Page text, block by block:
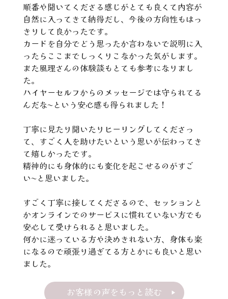
順番や聞いてくださる感じがとても良くて内容が
自然に入ってきて納得だし、今後の方向性もはっ
きりして良かったです。
カードを自分でどう思ったか言わないで説明に入
ったらここまでしっくりこなかった気がします。
また風理さんの体験談もとても参考になりまし
た。
ハイヤーセルフからのメッセージでは守られてる
んだな〜という安心感も得られました！
丁寧に見たり聞いたりヒーリングしてくださっ
て、すごく人を助けたいという思いが伝わってき
て嬉しかったです。
精神的にも身体的にも変化を起こせるのがすご
い〜と思いました。
すごく丁寧に接してくださるので、セッションと
かオンラインでのサービスに慣れていない方でも
安心して受けられると思いました。
何かに迷っている方や決めきれない方、身体も楽
になるので頑張り過ぎてる方とかにも良いと思い
ました。
お客様の声をもっと読む